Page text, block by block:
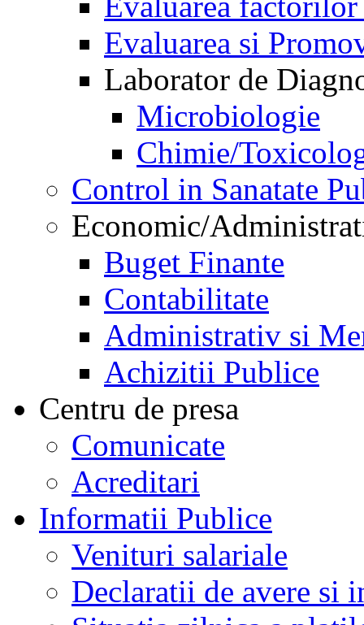
Evaluarea si
Laborator de
Microbiologie
Chimie/
Control in Sanatate
Economic/
Buget Finante
Contabilitate
Administrativ si
Achizitii Publice
Centru de presa
Comunicate
Acreditari
Informatii Publice
Venituri salariale
Declaratii de avere si